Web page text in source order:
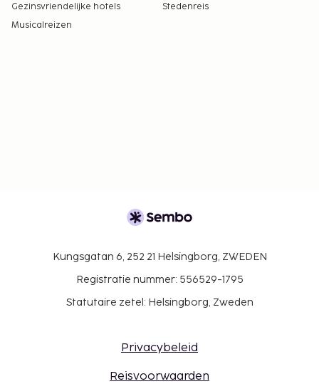
Gezinsvriendelijke hotels
Stedenreis
Musicalreizen
Kungsgatan 6, 252 21 Helsingborg, ZWEDEN
Registratie nummer: 556529-1795
Statutaire zetel: Helsingborg, Zweden
Privacybeleid
Reisvoorwaarden